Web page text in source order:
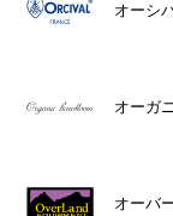
オーシ
オーガ
オーバ